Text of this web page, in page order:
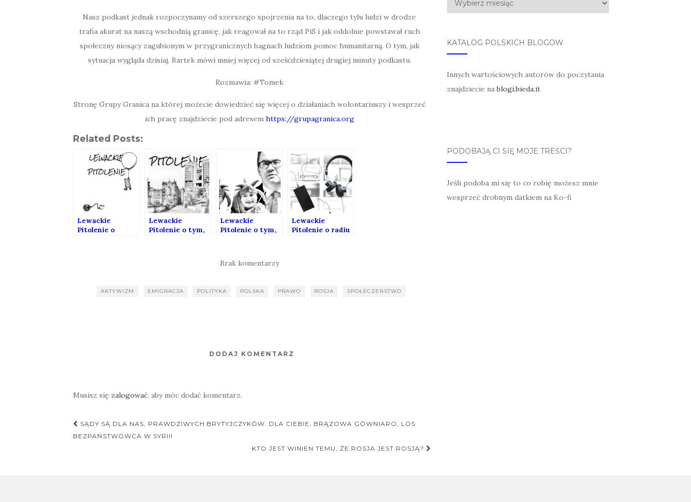
Nasz podkast jednak rozpoczynamy od szerszego spojrzenia na to, dlaczego tylu ludzi w drodze
trafia akurat na naszą wschodnią granicę, jak reagował na to rząd PiS i jak oddolnie powstawał ruch
społeczny niosący zagubionym w przygranicznych bagnach ludziom pomoc humanitarną. O tym, jak
sytuacja wygląda dzisiaj, Bartek mówi mniej więcej od sześćdziesiątej drugiej minuty podkastu.
Rozmawia: #Tomek
Stronę Grupy Granica na której możecie dowiedzieć się więcej o działaniach wolontariuszy i wesprzeć
ich pracę znajdziecie pod adresem https://grupagranica.org
Related Posts:
Lewackie
Pitolenie o
Lewackie
Pitolenie o tym,
Lewackie
Pitolenie o tym,
Adam Bodnar)
Lewackie
Pitolenie o radiu
Brak komentarzy
AKTYWIZM EMIGRACJA POLITYKA POLSKA PRAWO ROSJA SPOŁECZEŃSTWO
DODAJ KOMENTARZ
Musisz się zalogować, aby móc dodać komentarz.
Nawigacja
postu
SĄDY SĄ DLA NAS, PRAWDZIWYCH BRYTYJCZYKÓW. DLA CIEBIE, BRĄZOWA GÓWNIARO, LOS
BEZPAŃSTWOWCA W SYRII!
KTO JEST WINIEN TEMU, ŻE ROSJA JEST ROSJĄ?
KATALOG POLSKICH BLOGÓW
Innych wartościowych autorów do poczytania
znajdziecie nablogi.bieda.it
PODOBAJĄ CI SIĘ MOJE TREŚCI?
Jeśli podoba mi się to co robię możesz mnie
wesprzeć drobnym datkiem na Ko-fi